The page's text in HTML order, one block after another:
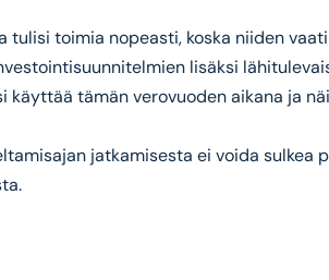
toimia nopeasti, koska niiden
lisäksi
tämän verovuoden aikana ja
jatkamisesta ei voida sulkea